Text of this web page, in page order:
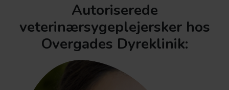
Autoriserede
veterinærsygeplejersker hos
Overgades Dyreklinik: